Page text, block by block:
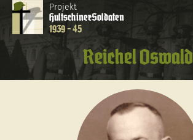
Projekt
HultschinerSoldaten
1939 - 45
Reichel Oswald